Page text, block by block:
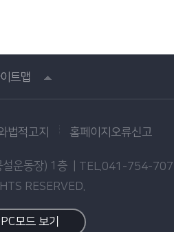
트맵
법적고지 홈페이지오류신고
운동장) 1층 | TEL.041-754-
RESERVED.
PC모드 보기